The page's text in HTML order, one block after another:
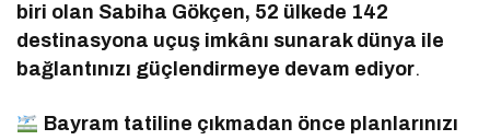
biri olan Sabiha Gökçen, 52 ülkede 142
destinasyona uçuş imkânı sunarak dünya ile
bağlantınızı güçlendirmeye devam ediyor.
Bayram tatiline çıkmadan önce planlarınızı